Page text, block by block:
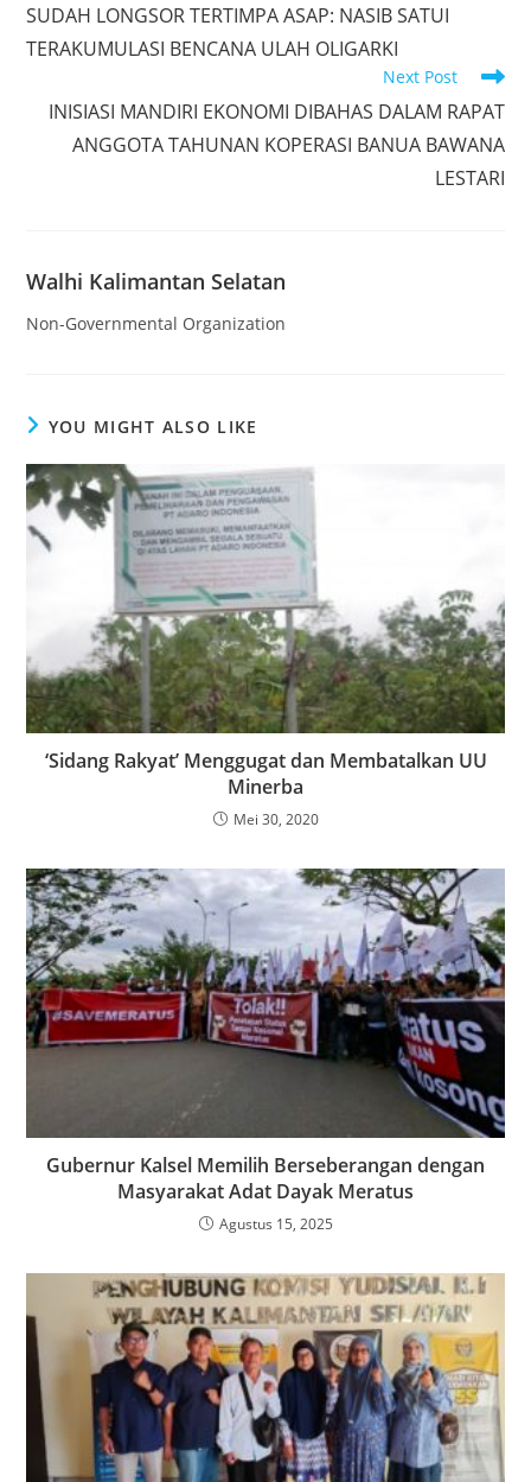
articles
SUDAH LONGSOR TERTIMPA ASAP: NASIB SATUI
TERAKUMULASI BENCANA ULAH OLIGARKI
Next Post
INISIASI MANDIRI EKONOMI DIBAHAS DALAM RAPAT
ANGGOTA TAHUNAN KOPERASI BANUA BAWANA
LESTARI
Walhi Kalimantan Selatan
Non-Governmental Organization
YOU MIGHT ALSO LIKE
‘Sidang Rakyat’ Menggugat dan Membatalkan UU
Minerba
Mei 30, 2020
Gubernur Kalsel Memilih Berseberangan dengan
Masyarakat Adat Dayak Meratus
Agustus 15, 2025